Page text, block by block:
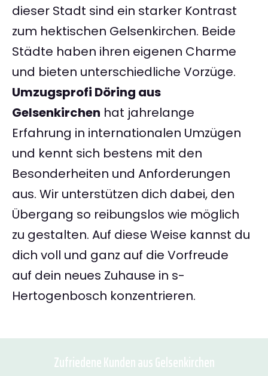
dieser Stadt sind ein starker Kontrast
zum hektischen Gelsenkirchen. Beide
Städte haben ihren eigenen Charme
und bieten unterschiedliche Vorzüge.
Umzugsprofi Döring aus
Gelsenkirchen hat jahrelange
Erfahrung in internationalen Umzügen
und kennt sich bestens mit den
Besonderheiten und Anforderungen
aus. Wir unterstützen dich dabei, den
Übergang so reibungslos wie möglich
zu gestalten. Auf diese Weise kannst du
dich voll und ganz auf die Vorfreude
auf dein neues Zuhause in s-
Hertogenbosch konzentrieren.
Zufriedene Kunden aus Gelsenkirchen